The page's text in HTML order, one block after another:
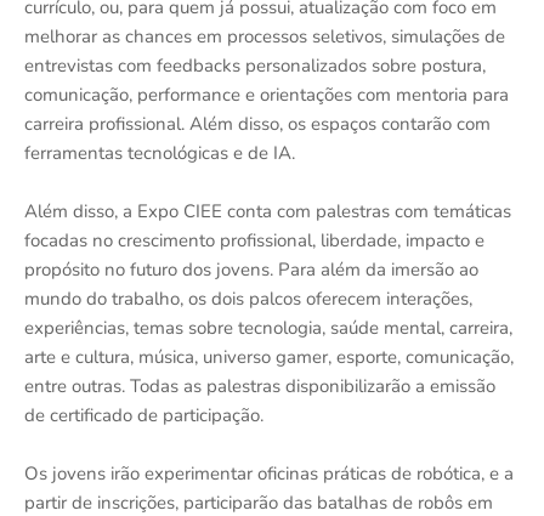
currículo, ou, para quem já possui, atualização com foco em
melhorar as chances em processos seletivos, simulações de
entrevistas com feedbacks personalizados sobre postura,
comunicação, performance e orientações com mentoria para
carreira profissional. Além disso, os espaços contarão com
ferramentas tecnológicas e de IA.
Além disso, a Expo CIEE conta com palestras com temáticas
focadas no crescimento profissional, liberdade, impacto e
propósito no futuro dos jovens. Para além da imersão ao
mundo do trabalho, os dois palcos oferecem interações,
experiências, temas sobre tecnologia, saúde mental, carreira,
arte e cultura, música, universo gamer, esporte, comunicação,
entre outras. Todas as palestras disponibilizarão a emissão
de certificado de participação.
Os jovens irão experimentar oficinas práticas de robótica, e a
partir de inscrições, participarão das batalhas de robôs em